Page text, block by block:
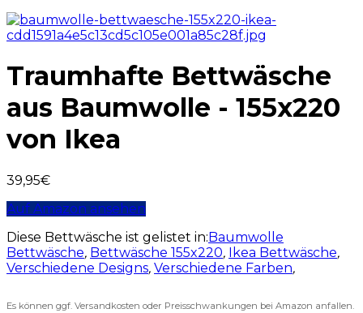
Traumhafte Bettwäsche
aus Baumwolle - 155x220
von Ikea
39,95€
Auf Amazon ansehen
Diese Bettwäsche ist gelistet in:Baumwolle
Bettwäsche, Bettwäsche 155x220, Ikea Bettwäsche,
Verschiedene Designs, Verschiedene Farben,
Es können ggf. Versandkosten oder Preisschwankungen bei Amazon anfallen.